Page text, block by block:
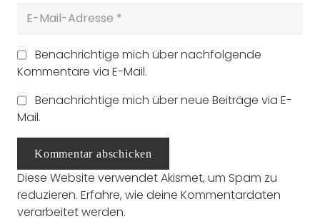
Benachrichtige mich über nachfolgende
Kommentare via E-Mail.
Benachrichtige mich über neue Beiträge via E-
Mail.
Kommentar abschicken
Diese Website verwendet Akismet, um Spam zu
reduzieren. Erfahre, wie deine Kommentardaten
verarbeitet werden.